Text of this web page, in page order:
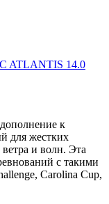
ATLANTIS 14.0
к
для жестких
и волн. Эта
с такими
Carolina Cup,